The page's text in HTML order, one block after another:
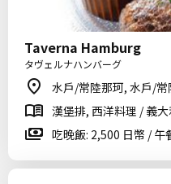
Taverna Hamburg
タヴェルナハンバーグ
水戶/常陸那珂, 水戶/常
漢堡排, 西洋料理 / 義
吃晚飯: 2,500 日幣 / 午